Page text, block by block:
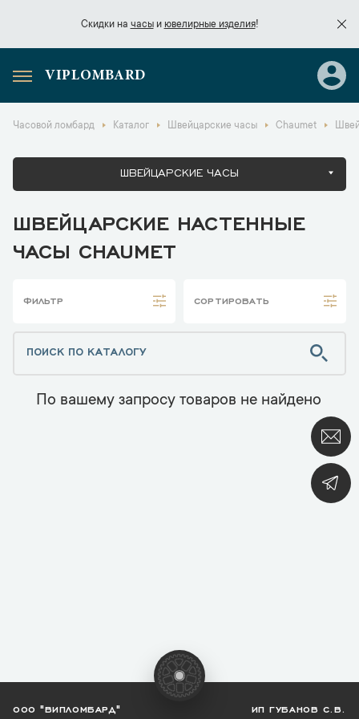
Скидки на часыи ювелирные изделия!
Скидки начасы
VIPLOMBARD
Часовой ломбард Каталог Швейцарские часы Chaumet
ШВЕЙЦАРСКИЕ ЧАСЫ
ШВЕЙЦАРСКИЕ НАСТЕННЫЕ
ЧАСЫ CHAUMET
ФИЛЬТР СОРТИРОВАТЬ
По вашему запросу товаров не найдено
ООО "ВИПЛОМБАРД" ИП ГУБАНОВ С.В.